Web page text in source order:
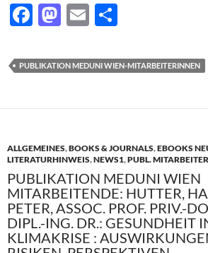
F
e
o
k
M
to
o
E
ail le
PUBLIKATION MEDUNI WIEN-MITARBEITERINNEN
ALLGEMEINES,BOOKS & JOURNALS,EBOOKS
LITERATURHINWEIS,NEWS1,PUBL.
PUBLIKATION MEDUNI WIEN
MITARBEITENDE: HUTTER,
PETER, ASSOC. PROF. PRIV.-
DIPL.-ING. DR.: GESUNDHEIT
KLIMAKRISE :